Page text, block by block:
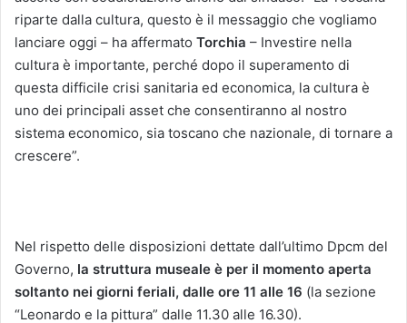
riparte dalla cultura, questo è il messaggio che vogliamo
lanciare oggi – ha affermato Torchia – Investire nella
cultura è importante, perché dopo il superamento di
questa difficile crisi sanitaria ed economica, la cultura è
uno dei principali asset che consentiranno al nostro
sistema economico, sia toscano che nazionale, di tornare a
crescere”.
Nel rispetto delle disposizioni dettate dall’ultimo Dpcm del
Governo, la struttura museale è per il momento aperta
soltanto nei giorni feriali, dalle ore 11 alle 16 (la sezione
“Leonardo e la pittura” dalle 11.30 alle 16.30).